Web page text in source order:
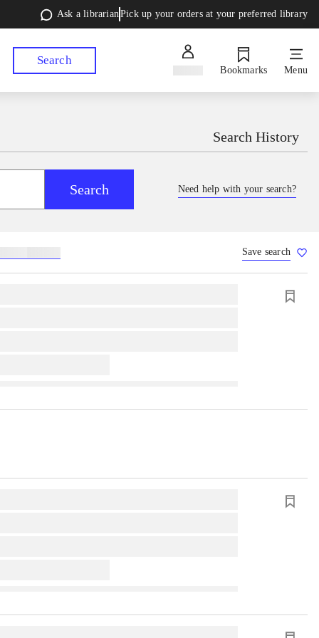
Ask a librarianPick up your orders at your preferred library
Search
Bookmarks Menu
Search History
Search Need help with your search?
Save search